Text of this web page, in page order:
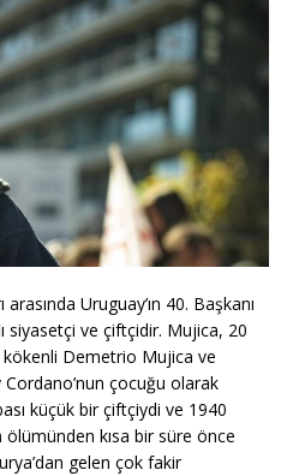
Uruguay’ın 40. Başkanı
siyasetçi ve çiftçidir. Mujica, 20
kökenli Demetrio Mujica ve
Cordano’nun çocuğu olarak
küçük bir çiftçiydi ve 1940
ölümünden kısa bir süre önce
gelen çok fakir